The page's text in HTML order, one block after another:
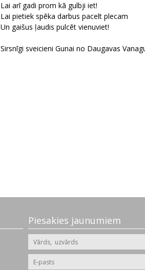
Lai arī gadi prom kā gulbji iet!
Lai pietiek spēka darbus pacelt plecam
‌Un gaišus ļaudis pulcēt vienuviet!
‌Sirsnīgi sveicieni Gunai no Daugavas
Piesakies jaunumiem